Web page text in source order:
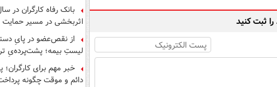
ثبت کنید
بانک رفاه کارگران در
اثربخشی در مسیر حمایت
برداشته است
از نقص‌عضو در پایِ
لیستِ بیمه؛ پشت‌پرده‌یِ
فرار از قانون چیست؟
خبر مهم برای کارگران؛
دائم و موقت چگونه